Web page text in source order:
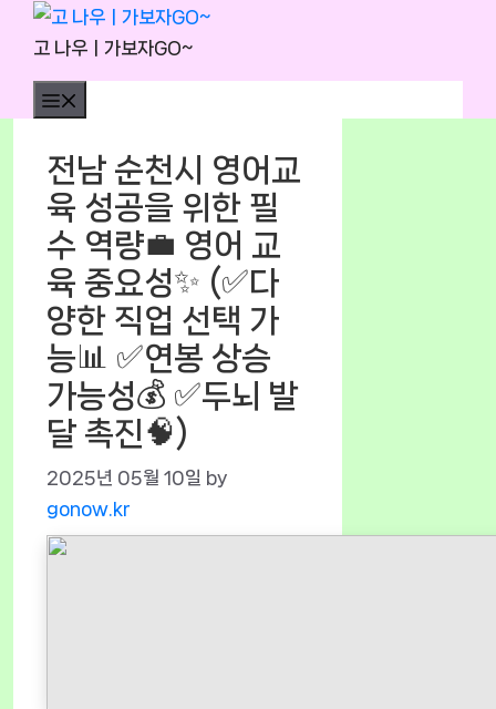
Skip
content
고 나우ㅣ가보자GO~
전남 순천시 영어교
육 성공을 위한 필
수 역량💼 영어 교
육 중요성✨ (✅다
양한 직업 선택 가
능📊 ✅연봉 상승
가능성💰 ✅두뇌 발
달 촉진🧠)
2025년 05월 10일 by
gonow.kr